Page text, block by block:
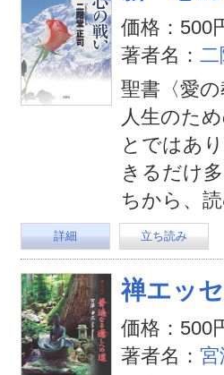
価格：500
著者名： 二
聖書〈愛
人生のた
とではあ
きるだけ
ちから、
詳細 立ち読み
禅エッ
価格：500
著者名： 宮